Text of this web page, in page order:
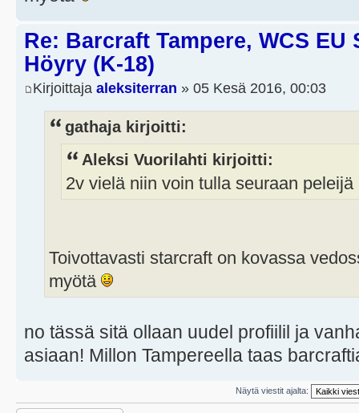
Re: Barcraft Tampere, WCS EU
Höyry (K-18)
Kirjoittaja aleksiterran » 05 Kesä 2016, 00:03
gathaja kirjoitti:
Aleksi Vuorilahti kirjoitti:
2v vielä niin voin tulla seuraan
Toivottavasti starcraft on kovassa
myötä
no tässä sitä ollaan uudel profiilil ja
asiaan! Millon Tampereella taas
Näytä viestit ajalta: